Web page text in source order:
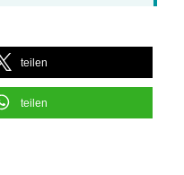
teilen
teilen